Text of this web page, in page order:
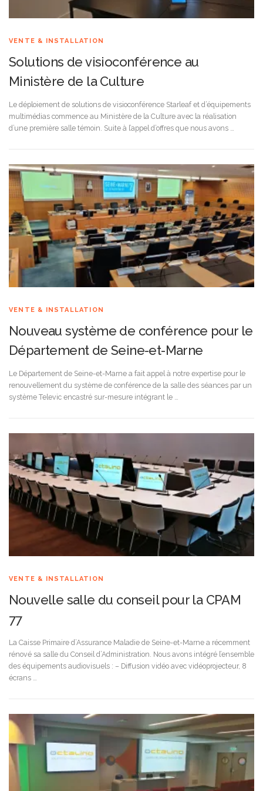
VENTE & INSTALLATION
Solutions de visioconférence au
Ministère de la Culture
Le déploiement de solutions de visioconférence Starleaf et d’équipements
multimédias commence au Ministère de la Culture avec la réalisation
d’une première salle témoin. Suite à l’appel d’offres que nous avons …
VENTE & INSTALLATION
Nouveau système de conférence pour le
Département de Seine-et-Marne
Le Département de Seine-et-Marne a fait appel à notre expertise pour le
renouvellement du système de conférence de la salle des séances par un
système Televic encastré sur-mesure intégrant le …
VENTE & INSTALLATION
Nouvelle salle du conseil pour la CPAM
77
La Caisse Primaire d’Assurance Maladie de Seine-et-Marne a récemment
rénové sa salle du Conseil d’Administration. Nous avons intégré l’ensemble
des équipements audiovisuels : – Diffusion vidéo avec vidéoprojecteur, 8
écrans …